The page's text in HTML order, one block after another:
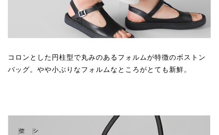
コロンとした円柱型で丸みのあるフォルムが特徴のボストン
バッグ。やや小ぶりなフォルムなところがとても新鮮。